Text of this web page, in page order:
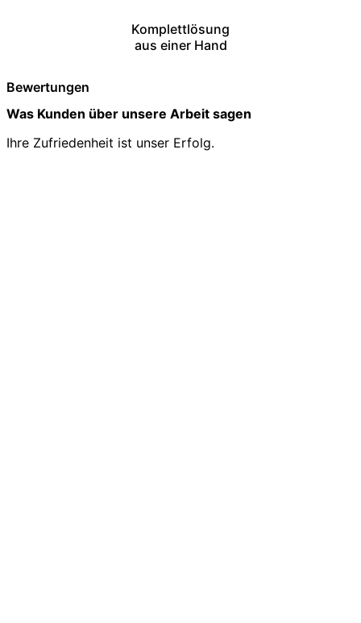
Komplettlösung
aus einer Hand
Bewertungen
Was Kunden über unsere Arbeit sagen
Ihre Zufriedenheit ist unser Erfolg.